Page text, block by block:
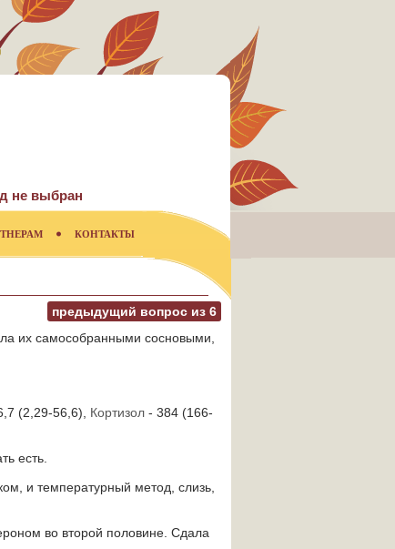
не выбран
КОНТАКТЫ
предыдущий вопрос из 6
их самособранными сосновыми,
(2,29-56,6), Кортизол - 384 (166-
есть.
и температурный метод, слизь,
во второй половине. Сдала